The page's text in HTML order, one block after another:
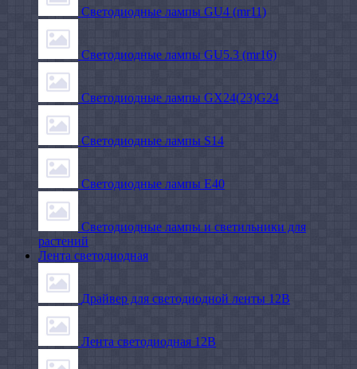
Светодиодные лампы GU4 (mr11)
Светодиодные лампы GU5.3 (mr16)
Светодиодные лампы GX24(23)G24
Светодиодные лампы S14
Светодиодные лампы Е40
Светодиодные лампы и светильники для
растений
Лента светодиодная
Драйвер для светодиодной ленты 12В
Лента светодиодная 12В